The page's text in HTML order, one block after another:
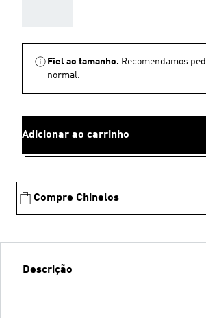
Fiel ao tamanho. Recomendamos
normal.
Adicionar ao carrinho
Compre Chinelos
Descrição